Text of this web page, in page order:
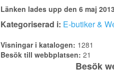
Länken lades upp den 6 maj
Kategoriserad i: E-butiker &
Visningar i katalogen: 1281
Besök till webbplatsen: 21
Besök